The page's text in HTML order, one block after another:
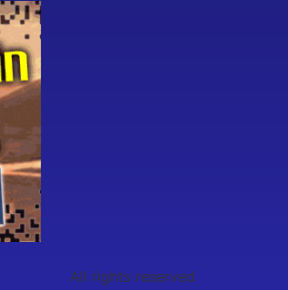
All rights reserved